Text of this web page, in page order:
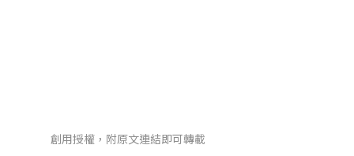
創用授權，附原文連結即可轉載